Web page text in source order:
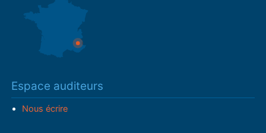
Espace auditeurs
Nous écrire